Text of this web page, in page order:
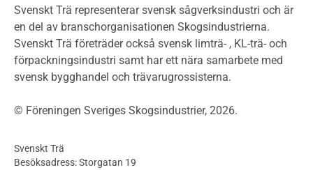
Klimatkalkylator hallar
Projektering av trähus - generellt
Byggsystem
Fasadsystem i skivmaterial
Bullerskärmar och andra utomhuskonstruktioner
Byggnation och utförande
Utförande
Svenskt Trä representerar svensk sågverksindustri och är
en del av branschorganisationen Skogsindustrierna.
Svenskt Trä företräder också svensk limträ- , KL-trä- och
förpackningsindustri samt har ett nära samarbete med
svensk bygghandel och trävarugrossisterna.
© Föreningen Sveriges Skogsindustrier, 2026.
Svenskt Trä
Besöksadress: Storgatan 19